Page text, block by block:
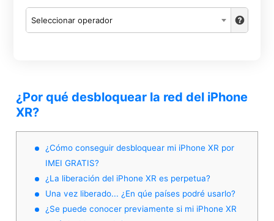
Seleccionar operador
¿Por qué desbloquear la red del iPhone
XR?
¿Cómo conseguir desbloquear mi iPhone XR por
IMEI GRATIS?
¿La liberación del iPhone XR es perpetua?
Una vez liberado... ¿En qúe países podré usarlo?
¿Se puede conocer previamente si mi iPhone XR